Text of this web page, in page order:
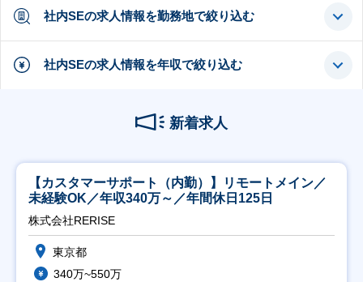
社内SEの求人情報を勤務地で絞り込む
社内SEの求人情報を年収で絞り込む
新着求人
【カスタマーサポート（内勤）】リモートメイン／
未経験OK／年収340万～／年間休日125日
株式会社RERISE
東京都
340万~550万